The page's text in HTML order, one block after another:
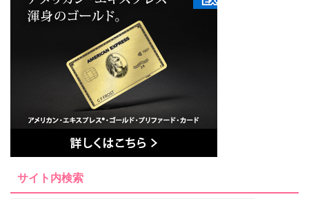
サイト内検索